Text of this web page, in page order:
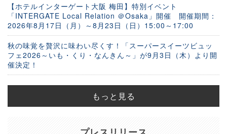
【ホテルインターゲート大阪 梅田】特別イベント
「INTERGATE Local Relation ＠Osaka」開催 開催期間：
2026年8月17日（月）～8月23日（日）15:00～17:00
秋の味覚を贅沢に味わい尽くす！「スーパースイーツビュッ
フェ2026～いも・くり・なんきん～」が9月3日（木）より開
催決定！
もっと見る